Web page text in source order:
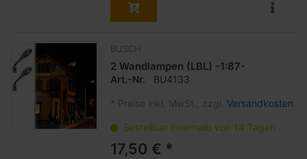
BUSCH
2 Wandlampen (LBL) -1:87-
Art.-Nr. BU4133
* Preise inkl. MwSt., zzgl. Versandkosten
Bestellbar innerhalb von 14 Tagen
17,50 € *